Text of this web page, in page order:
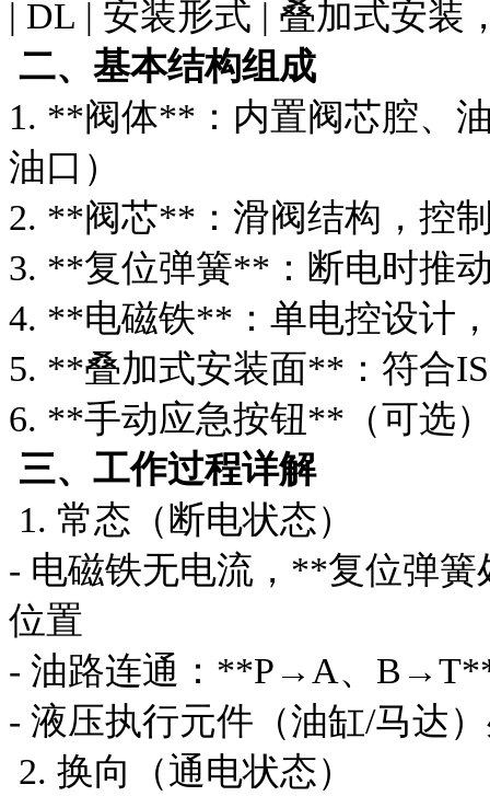
| DL | 安装形式 | 叠加式安装
二、基本结构组成
1. **阀体**：内置阀芯腔、
油口）
2. **阀芯**：滑阀结构，控
3. **复位弹簧**：断电时推
4. **电磁铁**：单电控设计
5. **叠加式安装面**：符合
6. **手动应急按钮**（可选
三、工作过程详解
1. 常态（断电状态）
- 电磁铁无电流，**复位弹
位置
- 油路连通：**P→A、
- 液压执行元件（油缸/马达
2. 换向（通电状态）